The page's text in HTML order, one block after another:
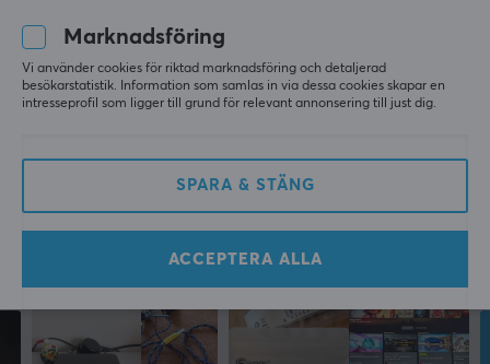
Mer från vårt Community
Marknadsföring
Vi använder cookies för riktad marknadsföring och detaljerad
besökarstatistik. Information som samlas in via dessa cookies skapar en
intresseprofil som ligger till grund för relevant annonsering till just dig.
SPARA & STÄNG
ACCEPTERA ALLA